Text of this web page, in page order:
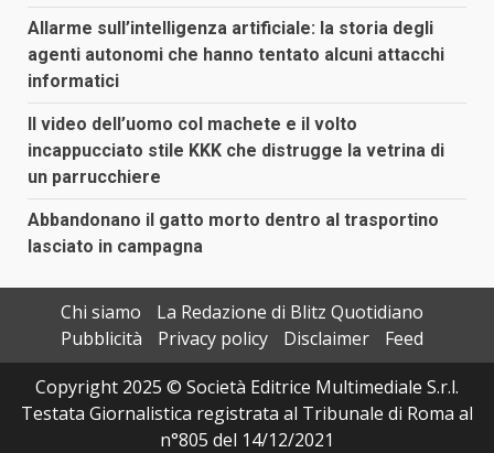
Allarme sull’intelligenza artificiale: la storia degli
agenti autonomi che hanno tentato alcuni attacchi
informatici
Il video dell’uomo col machete e il volto
incappucciato stile KKK che distrugge la vetrina di
un parrucchiere
Abbandonano il gatto morto dentro al trasportino
lasciato in campagna
Chi siamo
La Redazione di Blitz Quotidiano
Pubblicità
Privacy policy Disclaimer
Feed
Copyright 2025 © Società Editrice Multimediale S.r.l.
Testata Giornalistica registrata al Tribunale di Roma al
n°805 del 14/12/2021